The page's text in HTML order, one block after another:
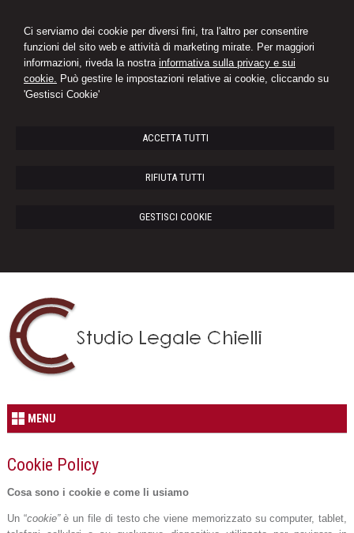
Ci serviamo dei cookie per diversi fini, tra l'altro per consentire
funzioni del sito web e attività di marketing mirate. Per maggiori
informazioni, riveda la nostra informativa sulla privacy e sui
cookie. Può gestire le impostazioni relative ai cookie, cliccando su
'Gestisci Cookie'
ACCETTA TUTTI
RIFIUTA TUTTI
GESTISCI COOKIE
MENU
Cookie Policy
Cosa sono i cookie e come li usiamo
Un “cookie”è un file di testo che viene memorizzato su computer, tablet,